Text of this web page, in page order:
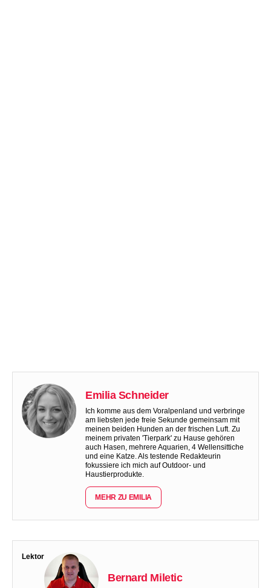
Emilia Schneider
Ich komme aus dem Voralpenland und verbringe
am liebsten jede freie Sekunde gemeinsam mit
meinen beiden Hunden an der frischen Luft. Zu
meinem privaten 'Tierpark' zu Hause gehören
auch Hasen, mehrere Aquarien, 4 Wellensittiche
und eine Katze. Als testende Redakteurin
fokussiere ich mich auf Outdoor- und
Haustierprodukte.
MEHR ZU EMILIA
Lektor
Bernard Miletic